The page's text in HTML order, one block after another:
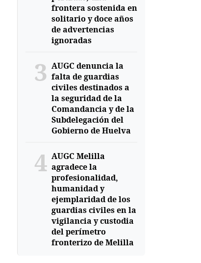
frontera sostenida en
solitario y doce años
de advertencias
ignoradas
3 AUGC denuncia la
falta de guardias
civiles destinados a
la seguridad de la
Comandancia y de la
Subdelegación del
Gobierno de Huelva
4 AUGC Melilla
agradece la
profesionalidad,
humanidad y
ejemplaridad de los
guardias civiles en la
vigilancia y custodia
del perímetro
fronterizo de Melilla